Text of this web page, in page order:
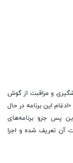
و مراقبت از گوش
این برنامه در حال
پس جزو برنامه‌های
آن تعریف شده و اجرا